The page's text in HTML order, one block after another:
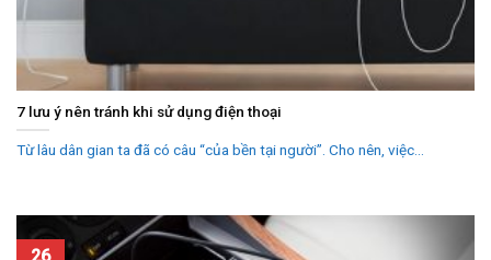
7 lưu ý nên tránh khi sử dụng điện thoại
Từ lâu dân gian ta đã có câu “của bền tại người”. Cho nên, việc...